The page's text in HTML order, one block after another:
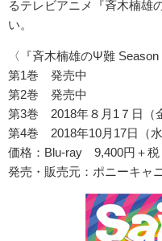
るテレビアニメ『斉木楠雄
い。
〈『斉木楠雄のΨ難
第1巻 発売中
第2巻 発売中
第3巻 2018年８月1７日（
第4巻 2018年10月17日（
価格：Blu-ray 9,400円＋税
発売・販売元：ポニーキャ